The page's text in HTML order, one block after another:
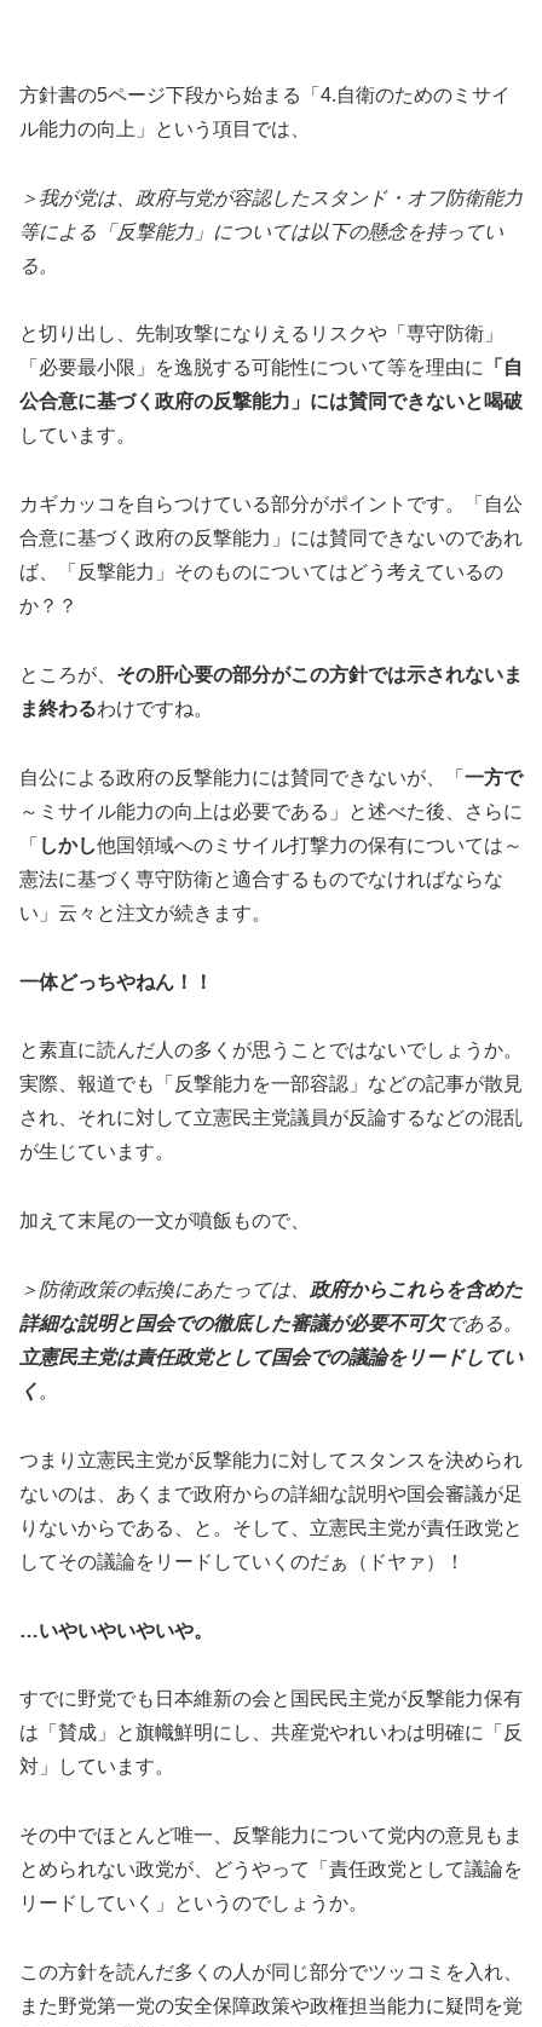
方針書の5ページ下段から始まる「4.自衛のためのミサイ
ル能力の向上」という項目では、
＞我が党は、政府与党が容認したスタンド・オフ防衛能力
等による「反撃能力」については以下の懸念を持ってい
る。
と切り出し、先制攻撃になりえるリスクや「専守防衛」
「必要最小限」を逸脱する可能性について等を理由に
「自
公合意に基づく政府の反撃能力」には賛同できないと喝破
しています。
カギカッコを自らつけている部分がポイントです。「自公
合意に基づく政府の反撃能力」には賛同できないのであれ
ば、「反撃能力」そのものについてはどう考えているの
か？？
ところが、 その肝心要の部分がこの方針では示されないま
ま終わるわけですね。
自公による政府の反撃能力には賛同できないが、「 一方で
～ミサイル能力の向上は必要である」と述べた後、さらに
「 しかし他国領域へのミサイル打撃力の保有については～
憲法に基づく専守防衛と適合するものでなければならな
い」云々と注文が続きます。
一体どっちやねん！！
と素直に読んだ人の多くが思うことではないでしょうか。
実際、報道でも「反撃能力を一部容認」などの記事が散見
され、それに対して立憲民主党議員が反論するなどの混乱
が生じています。
加えて末尾の一文が噴飯もので、
＞防衛政策の転換にあたっては、 政府からこれらを含めた
詳細な説明と国会での徹底した審議が必要不可欠である。
立憲民主党は責任政党として国会での議論をリードしてい
く 。
つまり立憲民主党が反撃能力に対してスタンスを決められ
ないのは、あくまで政府からの詳細な説明や国会審議が足
りないからである、と。そして、立憲民主党が責任政党と
してその議論をリードしていくのだぁ（ドヤァ）！
…いやいやいやいや。
すでに野党でも日本維新の会と国民民主党が反撃能力保有
は「賛成」と旗幟鮮明にし、共産党やれいわは明確に「反
対」しています。
その中でほとんど唯一、反撃能力について党内の意見もま
とめられない政党が、どうやって「責任政党として議論を
リードしていく」というのでしょうか。
この方針を読んだ多くの人が同じ部分でツッコミを入れ、
また野党第一党の安全保障政策や政権担当能力に疑問を覚